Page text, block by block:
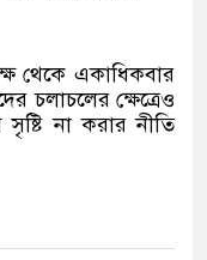
থেকে একাধিকবার
চলাচলের ক্ষেত্রেও
না করার নীতি